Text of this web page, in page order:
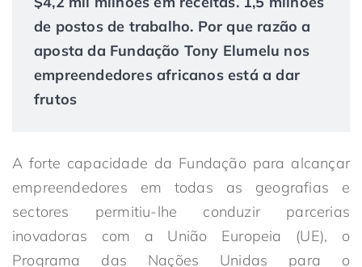
de postos de trabalho. Por que razão a
aposta da Fundação Tony Elumelu nos
empreendedores africanos está a dar
frutos
A forte capacidade da Fundação para alcançar
empreendedores em todas as geografias e
sectores permitiu-lhe conduzir parcerias
inovadoras com a União Europeia (UE), o
Programa das Nações Unidas para o